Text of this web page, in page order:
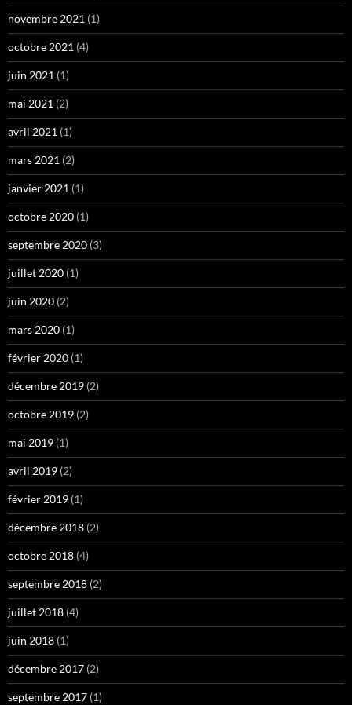
novembre 2021 (1)
octobre 2021 (4)
juin 2021 (1)
mai 2021 (2)
avril 2021 (1)
mars 2021 (2)
janvier 2021 (1)
octobre 2020 (1)
septembre 2020 (3)
juillet 2020 (1)
juin 2020 (2)
mars 2020 (1)
février 2020 (1)
décembre 2019 (2)
octobre 2019 (2)
mai 2019 (1)
avril 2019 (2)
février 2019 (1)
décembre 2018 (2)
octobre 2018 (4)
septembre 2018 (2)
juillet 2018 (4)
juin 2018 (1)
décembre 2017 (2)
septembre 2017 (1)